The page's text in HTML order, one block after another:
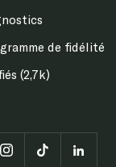
de fidélité
(2,7k)